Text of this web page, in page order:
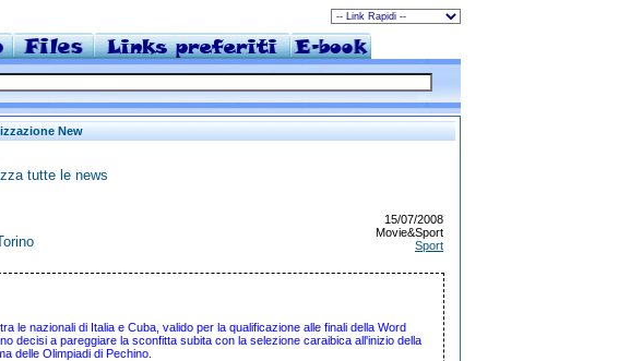
New
tutte le news
15/07/2008
Movie&Sport
Sport
le nazionali di Italia e Cuba, valido per la qualificazione alle finali della Word
decisi a pareggiare la sconfitta subita con la selezione caraibica all'inizio della
delle Olimpiadi di Pechino.